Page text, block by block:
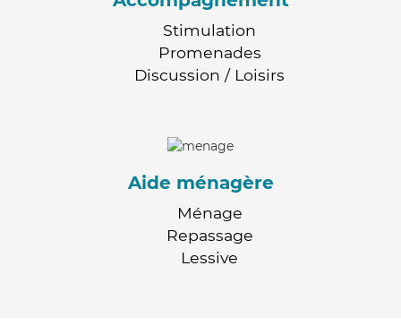
Stimulation
Promenades
Discussion / Loisirs
Aide ménagère
Ménage
Repassage
Lessive